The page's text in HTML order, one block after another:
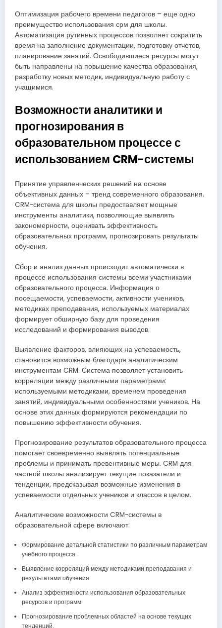
Оптимизация рабочего времени педагогов – еще одно
преимущество использования срм для школы.
Автоматизация рутинных процессов позволяет сократить
время на заполнение документации, подготовку отчетов,
планирование занятий. Освободившиеся ресурсы могут
быть направлены на повышение качества образования,
разработку новых методик, индивидуальную работу с
учащимися.
Возможности аналитики и
прогнозирования в
образовательном процессе с
использованием CRM-системы
Принятие управленческих решений на основе
объективных данных – тренд современного образования.
CRM-система для школы предоставляет мощные
инструменты аналитики, позволяющие выявлять
закономерности, оценивать эффективность
образовательных программ, прогнозировать результаты
обучения.
Сбор и анализ данных происходит автоматически в
процессе использования системы всеми участниками
образовательного процесса. Информация о
посещаемости, успеваемости, активности учеников,
методиках преподавания, используемых материалах
формирует обширную базу для проведения
исследований и формирования выводов.
Выявление факторов, влияющих на успеваемость,
становится возможным благодаря аналитическим
инструментам CRM. Система позволяет установить
корреляции между различными параметрами:
используемыми методиками, временем проведения
занятий, индивидуальными особенностями учеников. На
основе этих данных формируются рекомендации по
повышению эффективности обучения.
Прогнозирование результатов образовательного процесса
помогает своевременно выявлять потенциальные
проблемы и принимать превентивные меры. CRM для
частной школы анализирует текущие показатели и
тенденции, предсказывая возможные изменения в
успеваемости отдельных учеников и классов в целом.
Аналитические возможности CRM-системы в
образовательной сфере включают:
Формирование детальной статистики по различным параметрам
учебного процесса.
Выявление корреляций между методиками преподавания и
результатами обучения.
Анализ эффективности использования образовательных
ресурсов и программ.
Прогнозирование проблемных областей на основе текущих
тенденций.